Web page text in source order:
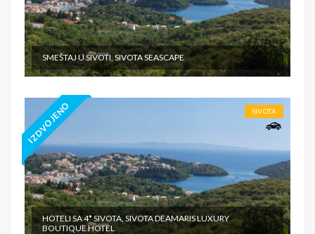
SMEŠTAJ U SIVOTI, SIVOTA SEASCAPE
IZDVOJENO SIVOTA
HOTELI SA 4* SIVOTA, SIVOTA DEAMARIS LUXURY
BOUTIQUE HOTEL